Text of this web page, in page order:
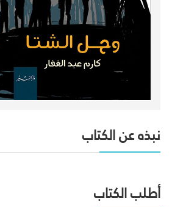
نبذه عن الكتاب
أطلب الكتاب